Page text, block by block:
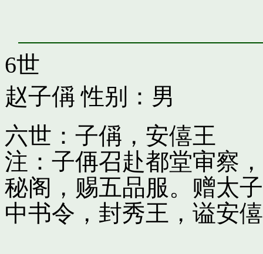
6世
赵子偁 性别：男
六世：子偁，安僖王
注：子侢召赴都堂审察
秘阁，赐五品服。赠太
中书令，封秀王，谥安